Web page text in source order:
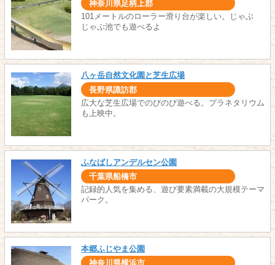
神奈川県足柄上郡
101メートルのローラー滑り台が楽しい。じゃぶ
じゃぶ池でも遊べるよ
八ヶ岳自然文化園と芝生広場
長野県諏訪郡
広大な芝生広場でのびのび遊べる。プラネタリウム
も上映中。
ふなばしアンデルセン公園
千葉県船橋市
記録的人気を集める、遊び要素満載の大規模テーマ
パーク。
本郷ふじやま公園
神奈川県横浜市